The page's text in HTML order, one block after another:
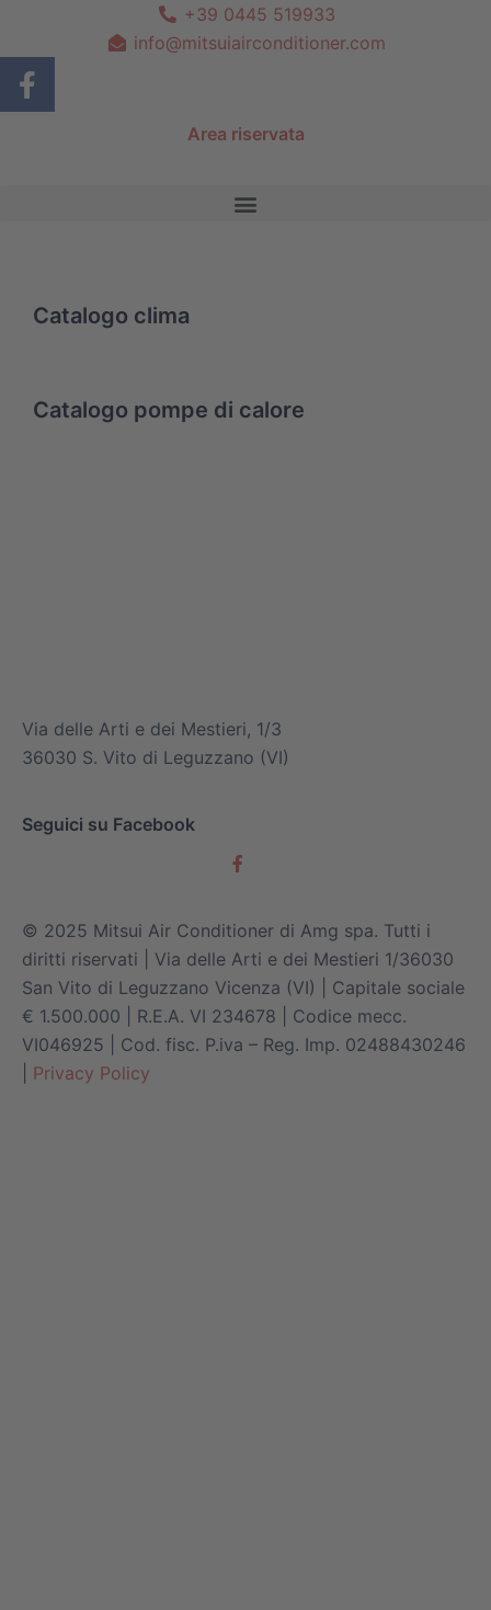
+39 0445 519933
info@mitsuiairconditioner.com
Area riservata
Catalogo clima
Catalogo pompe di calore
Via delle Arti e dei Mestieri, 1/3
36030 S. Vito di Leguzzano (VI)
Seguici su Facebook
© 2025 Mitsui Air Conditioner di Amg spa. Tutti i
diritti riservati | Via delle Arti e dei Mestieri 1/36030
San Vito di Leguzzano Vicenza (VI) | Capitale sociale
€ 1.500.000 | R.E.A. VI 234678 | Codice mecc.
VI046925 | Cod. fisc. P.iva – Reg. Imp. 02488430246
Privacy Policy